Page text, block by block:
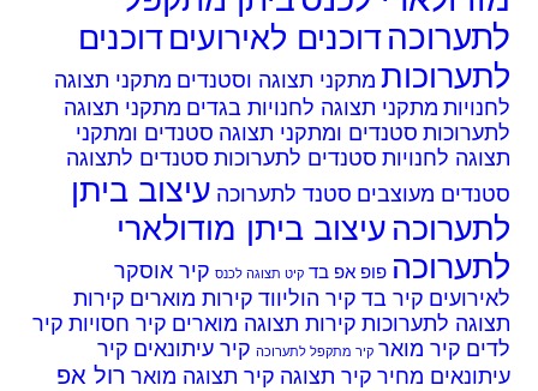
דוכנים לאירועיםדוכנים
מתקני תצוגה וסטנדים מתקני תצוגה
מתקני תצוגה לחנויות בגדים מתקני תצוגה
סטנדים ומתקני תצוגה סטנדים ומתקני
לחנויות סטנדים לתערוכות סטנדים לתצוגה
מעוצבים סטנד לתערוכה עיצוב ביתן
עיצוב ביתן מודולארי
פופ אפ בד קיט תצוגה לכנס קיר אוסקר
קיר בד קיר הוליווד קירות מוארים קירות
לתערוכות קירות תצוגה מוארים קיר חסויות קיר
קיר מואר קיר מתקפל לתערוכה קיר עיתונאים קיר
מחיר קיר תצוגה קיר תצוגה מואר רול אפ